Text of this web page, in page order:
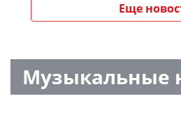
Еще
Музыкальные